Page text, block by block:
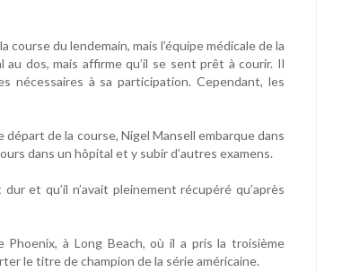
du lendemain, mais l’équipe médicale de la
dos, mais affirme qu’il se sent prêt à courir. Il
nécessaires à sa participation. Cependant, les
de la course, Nigel Mansell embarque dans
dans un hôpital et y subir d’autres examens.
et qu’il n’avait pleinement récupéré qu’après
à Long Beach, où il a pris la troisième
le titre de champion de la série américaine.